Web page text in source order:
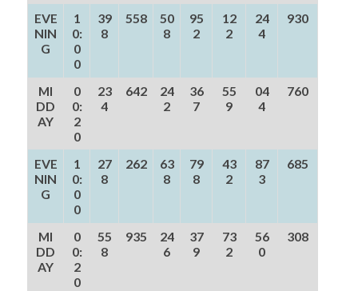
EVE
NIN
G
1
0:
0
0
39
8
558
50
8
95
2
12
2
24
4
930
MI
DD
AY
0
0:
2
0
23
4
642
24
2
36
7
55
9
04
4
760
EVE
NIN
G
1
0:
0
0
27
8
262
63
8
79
8
43
2
87
3
685
MI
DD
AY
0
0:
2
0
55
8
935
24
6
37
9
73
2
56
0
308